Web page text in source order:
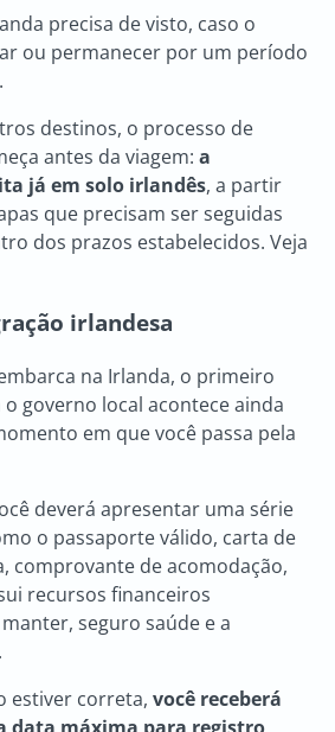
precisa de visto, caso o
ou permanecer por um período
destinos, o processo de
antes da viagem:a
já em solo irlandês, a partir
que precisam ser seguidas
dos prazos estabelecidos. Veja
irlandesa
na Irlanda, o primeiro
governo local acontece ainda
em que você passa pela
deverá apresentar uma série
o passaporte válido, carta de
comprovante de acomodação,
recursos financeiros
seguro saúde e a
estiver correta,você receberá